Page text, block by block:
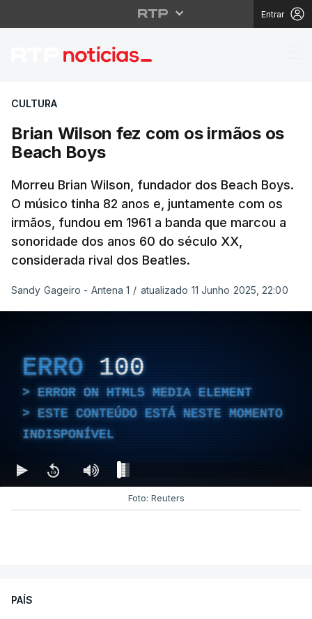
Entrar
Brian Wilson fez com
CULTURA
Brian Wilson fez com os irmãos os
Beach Boys
Morreu Brian Wilson, fundador dos Beach Boys.
O músico tinha 82 anos e, juntamente com os
irmãos, fundou em 1961 a banda que marcou a
sonoridade dos anos 60 do século XX,
considerada rival dos Beatles.
Sandy Gageiro - Antena 1 / atualizado 11 Junho 2025, 22:00
ERRO 100
ERROR ON HTML5 MEDIA ELEMENT
ESTE CONTEÚDO ESTÁ NESTE MOMENTO
INDISPONÍVEL
Foto: Reuters
PAÍS